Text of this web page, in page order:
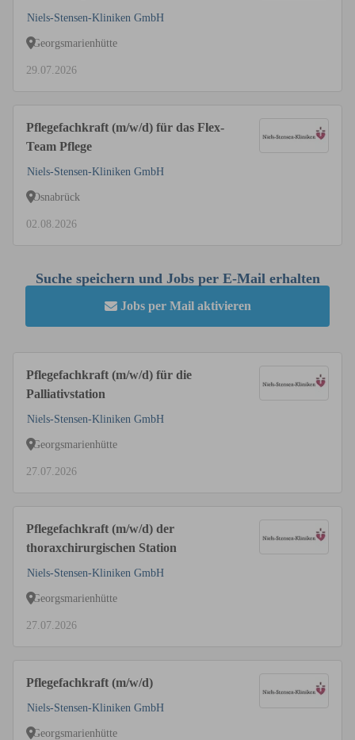
Niels-Stensen-Kliniken GmbH
Georgsmarienhütte
29.07.2026
Pflegefachkraft (m/w/d) für das Flex-
Team Pflege
Niels-Stensen-Kliniken GmbH
Osnabrück
02.08.2026
Suche speichern und Jobs per E-Mail erhalten
Jobs per Mail aktivieren
Pflegefachkraft (m/w/d) für die
Palliativstation
Niels-Stensen-Kliniken GmbH
Georgsmarienhütte
27.07.2026
Pflegefachkraft (m/w/d) der
thoraxchirurgischen Station
Niels-Stensen-Kliniken GmbH
Georgsmarienhütte
27.07.2026
Pflegefachkraft (m/w/d)
Niels-Stensen-Kliniken GmbH
Georgsmarienhütte